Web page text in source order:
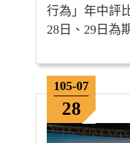
行為」年中評
28日、29日為
105-07
28